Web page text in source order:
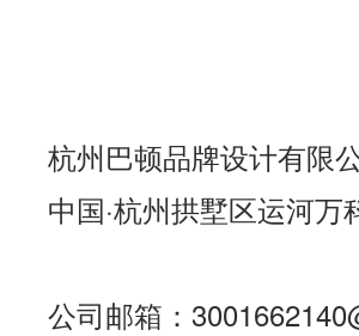
杭州巴顿品牌设计有限
中国·杭州拱墅区运河万
公司邮箱：